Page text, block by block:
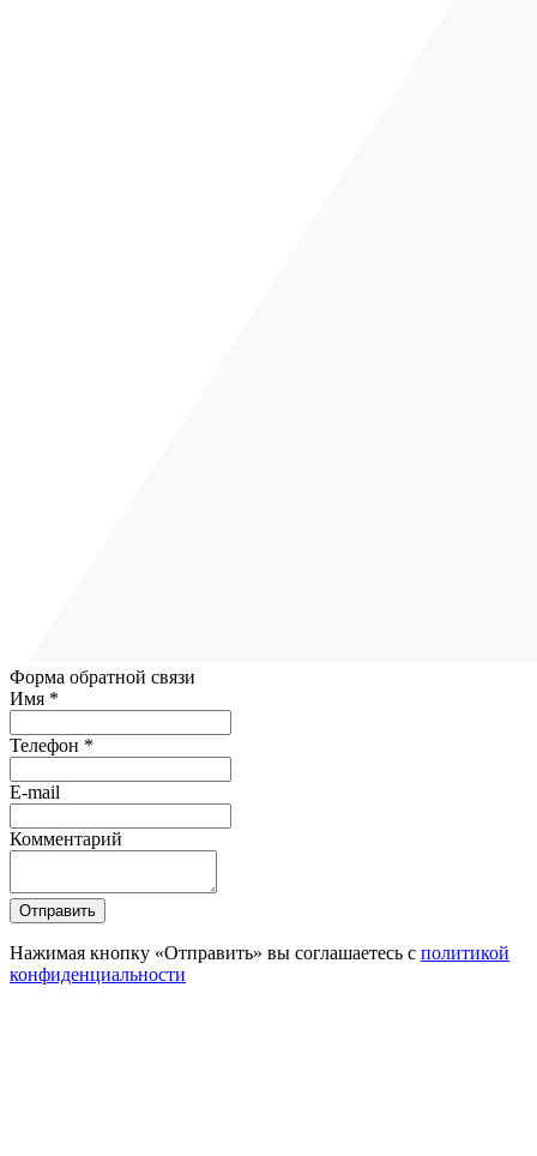
Форма обратной связи
Имя *
Телефон *
E-mail
Комментарий
Отправить
Нажимая кнопку «Отправить» вы соглашаетесь с политикой
конфиденциальности